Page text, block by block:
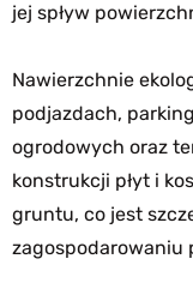
jej spływ
Nawierzchnie
podjazdach,
ogrodowych oraz
konstrukcji płyt i
gruntu, co jest
zagospodarowaniu